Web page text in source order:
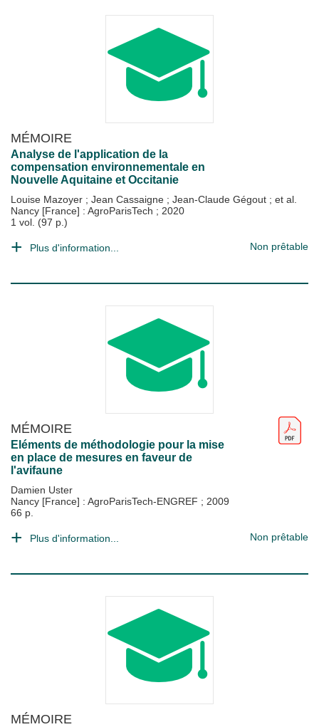
MÉMOIRE
Analyse de l'application de la
compensation environnementale en
Nouvelle Aquitaine et Occitanie
Louise Mazoyer ; Jean Cassaigne ; Jean-Claude Gégout ; et al.
Nancy [France] : AgroParisTech ; 2020
1 vol. (97 p.)
Plus d'information... Non prêtable
MÉMOIRE
Eléments de méthodologie pour la mise
en place de mesures en faveur de
l'avifaune
Damien Uster
Nancy [France] : AgroParisTech-ENGREF ; 2009
66 p.
Plus d'information... Non prêtable
MÉMOIRE